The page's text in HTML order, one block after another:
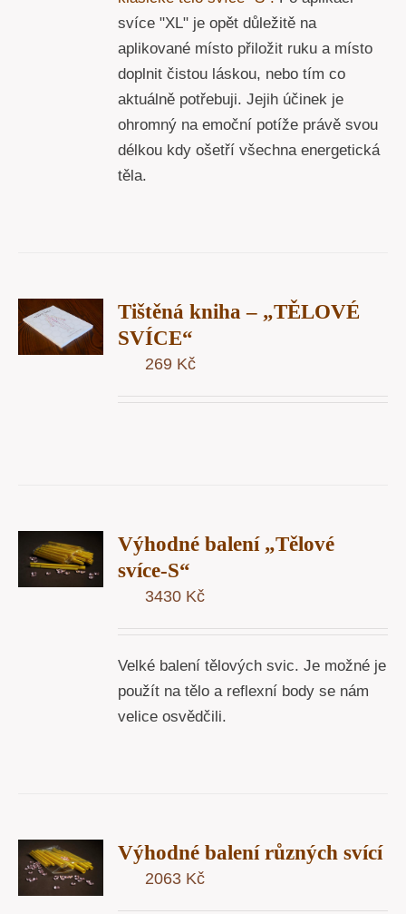
svíce "XL" je opět důležitě na
aplikované místo přiložit ruku a místo
doplnit čistou láskou, nebo tím co
aktuálně potřebuji. Jejih účinek je
ohromný na emoční potíže právě svou
délkou kdy ošetří všechna energetická
těla.
Tištěná kniha – „TĚLOVÉ
SVÍCE“
269 Kč
Výhodné balení „Tělové
svíce-S“
3430 Kč
Velké balení tělových svic. Je možné je
použít na tělo a reflexní body se nám
velice osvědčili.
Výhodné balení různých svící
2063 Kč